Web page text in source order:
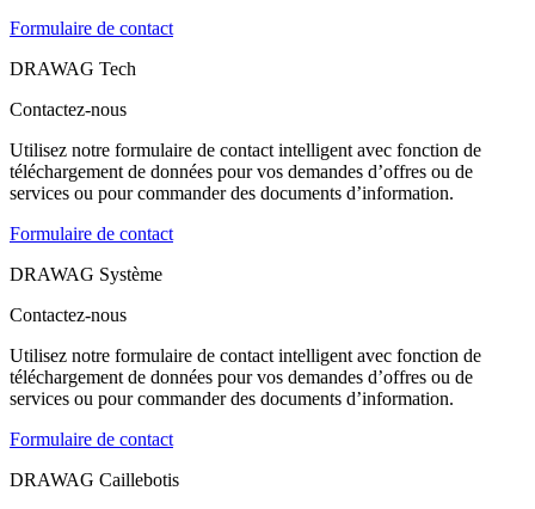
Formulaire de contact
DRAWAG Tech
Contactez-nous
Utilisez notre formulaire de contact intelligent avec fonction de
téléchargement de données pour vos demandes d’offres ou de
services ou pour commander des documents d’information.
Formulaire de contact
DRAWAG Système
Contactez-nous
Utilisez notre formulaire de contact intelligent avec fonction de
téléchargement de données pour vos demandes d’offres ou de
services ou pour commander des documents d’information.
Formulaire de contact
DRAWAG Caillebotis